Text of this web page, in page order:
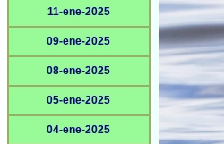
11-ene-2025
09-ene-2025
08-ene-2025
05-ene-2025
04-ene-2025